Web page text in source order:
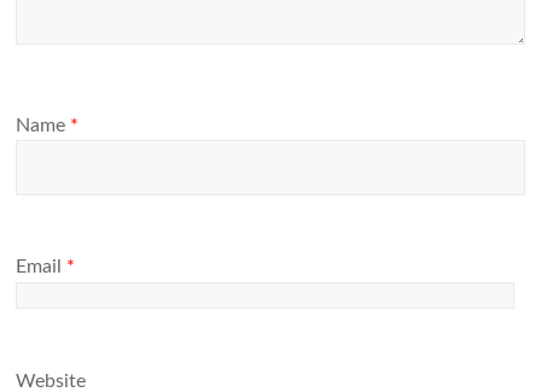
Name *
Email *
Website